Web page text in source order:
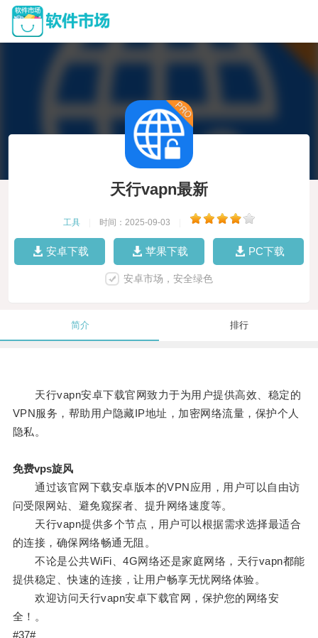
天行vapn最新
工具 时间：2025-09-03
安卓下载 苹果下载 PC下载
安卓市场，安全绿色
简介 排行
天行vapn安卓下载官网致力于为用户提供高效、稳定的
VPN服务，帮助用户隐藏IP地址，加密网络流量，保护个人
隐私。
免费vps旋风
通过该官网下载安卓版本的VPN应用，用户可以自由访
问受限网站、避免窥探者、提升网络速度等。
天行vapn提供多个节点，用户可以根据需求选择最适合
的连接，确保网络畅通无阻。
不论是公共WiFi、4G网络还是家庭网络，天行vapn都能
提供稳定、快速的连接，让用户畅享无忧网络体验。
欢迎访问天行vapn安卓下载官网，保护您的网络安
全！。
#37#